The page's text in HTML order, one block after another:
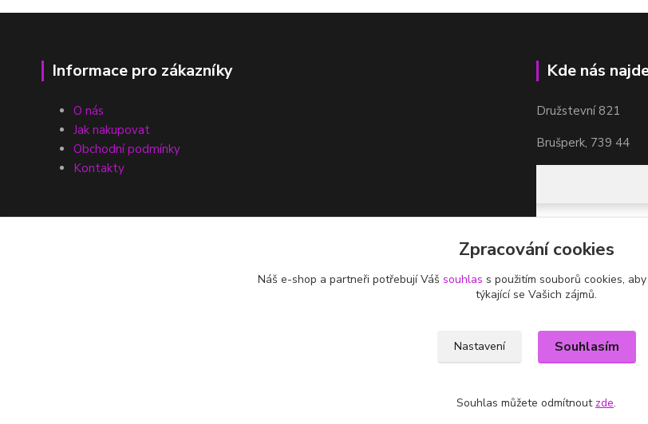
Informace pro zákazníky
O nás
Jak nakupovat
Obchodní podmínky
Kontakty
Kde nás
Družstevní 821
Brušperk, 739 44
Zpracování cookies
Náš e-shop a partneři potřebují Váš souhlas s použitím souborů cookies,
týkající se Vašich zájmů.
Nastavení Souhlasím
Souhlas můžete odmítnout zde.